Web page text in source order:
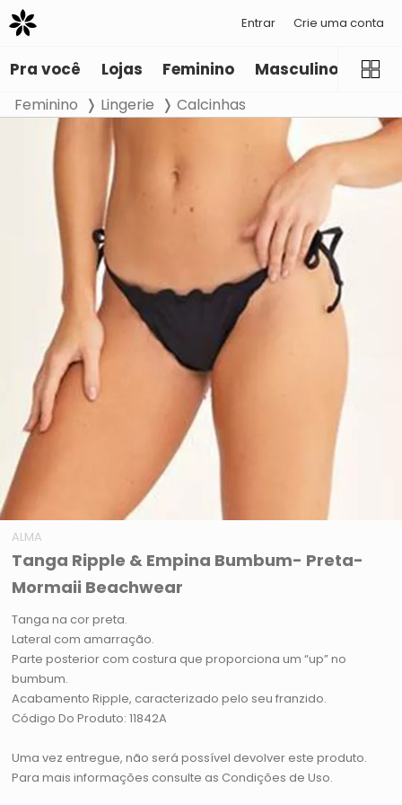
Entrar Crie uma conta
Pra você Lojas Feminino Masculino
Feminino Lingerie Calcinhas
ALMA
Tanga Ripple & Empina Bumbum- Preta-
Mormaii Beachwear
Tanga na cor preta.
Lateral com amarração.
Parte posterior com costura que proporciona um “up” no
bumbum.
Acabamento Ripple, caracterizado pelo seu franzido.
Código Do Produto: 11842A
Uma vez entregue, não será possível devolver este produto.
Para mais informações consulte as Condições de Uso.